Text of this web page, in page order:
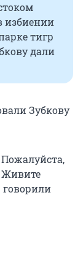
избиении
тигр
дали
Зубкову
Живите
говорили